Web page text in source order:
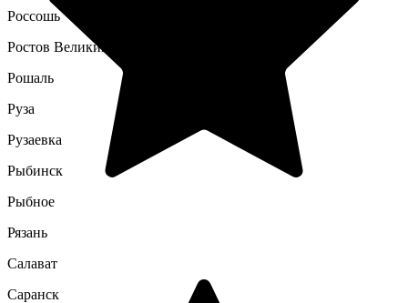
Россошь
Ростов Великий
Рошаль
Руза
Рузаевка
Рыбинск
Рыбное
Рязань
Салават
Саранск